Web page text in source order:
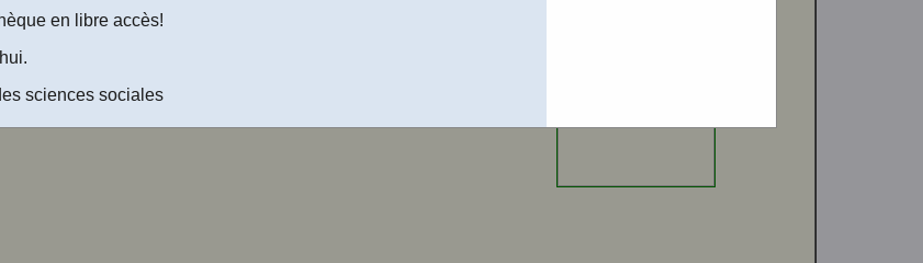
de l’Université du Québec,
22 mai 2005 l’autorisation de diffuser en libre accès libre à tous
publications dans Les Classiques des sciences sociales.]
en libre accès!
sciences sociales